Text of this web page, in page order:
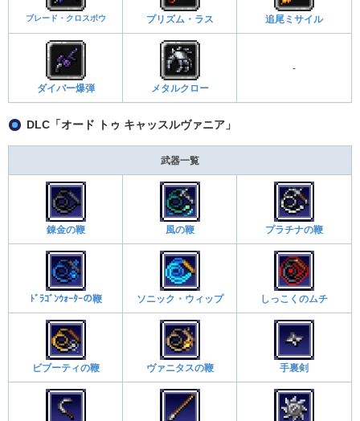
ブレード・クロスボウ プリズム・ラス 追尾ミサイル
ダイバー爆弾 メタルクロー
-
DLC「オード トゥ キャッスルヴァニア」
武器一覧
錬金の鞭 風の鞭 プラチナの鞭
ﾄﾞﾗｺﾞﾝｳｫｰﾀｰの鞭 ソニック・ウィップ しっこくのムチ
ビブーティの鞭 ヴァニタスの鞭 手裏剣